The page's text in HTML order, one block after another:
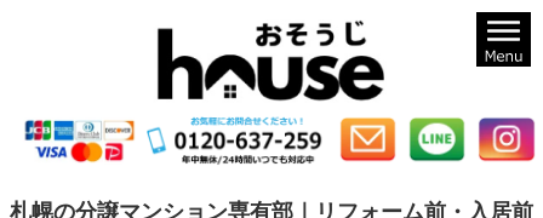
札幌の分譲マンション専有部｜リフォーム前・入居前